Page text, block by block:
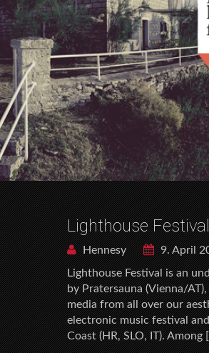
Lighthouse
Hennesy
9. April
Lighthouse Festival is an
by Pratersauna (Vienna/
media from all over our
electronic music festival
Coast (HR, SLO, IT). Among